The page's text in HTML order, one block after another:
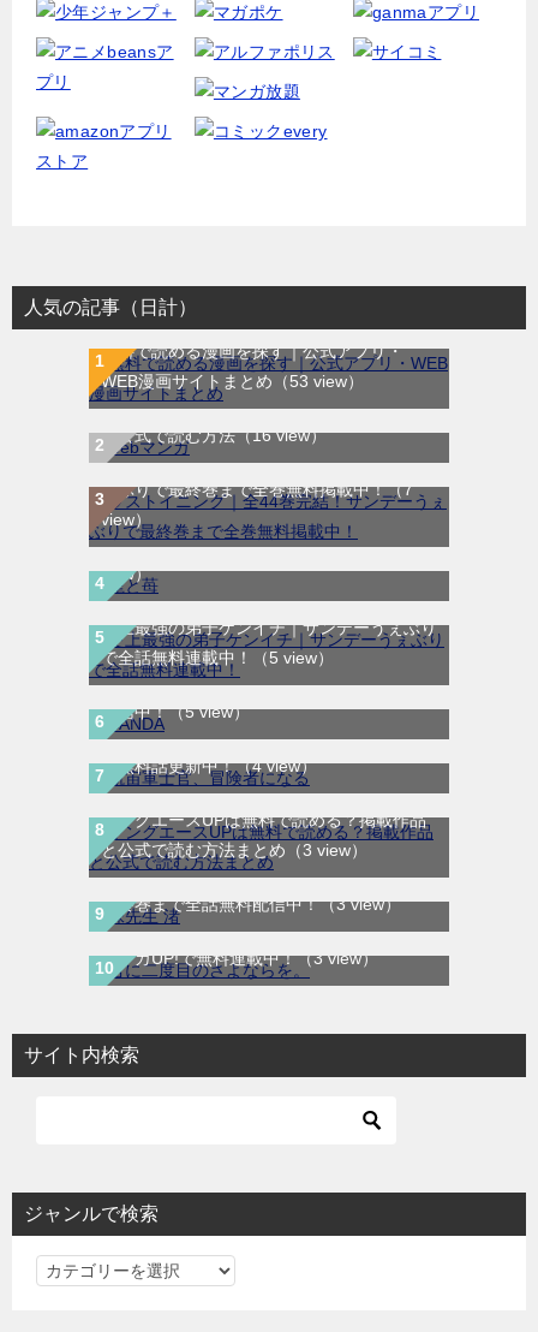
人気の記事（日計）
無料で読める漫画を探す｜公式アプリ・
WEB漫画サイトまとめ （53 view）
WEB漫画サイト一覧｜ブラウザで無料漫画
を公式で読む方法（16 view）
ラストイニング｜全44巻完結！サンデーう
ぇぶりで最終巻まで全巻無料掲載中！（7
view）
龍と苺｜最新刊第4巻！全巻無料で読める公
式マンガアプリ＿サンデーうぇぶり（6
view）
史上最強の弟子ケンイチ｜サンデーうぇぶり
で全話無料連載中！
（5 view）
SANDA｜最新刊第3巻！マンガBANGで無料
配信中！（5 view）
航宙軍士官、冒険者になる｜最新刊第6巻！
第5巻まで無料で読めるマンガアプリ！※順
次無料話更新中！（4 view）
ヤングエースUPは無料で読める？掲載作品
と公式で読む方法まとめ （3 view）
妹先生 渚｜全5巻完結！サンデーうぇぶりで
最終巻まで全話無料配信中！（3 view）
君に二度目のさよならを。｜最新刊第2巻！
マンガUP!で無料連載中！（3 view）
サイト内検索
ジャンルで検索
ジ